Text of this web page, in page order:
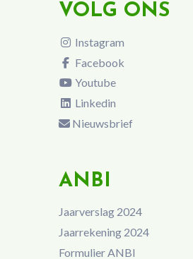
VOLG ONS
Instagram
Facebook
Youtube
Linkedin
Nieuwsbrief
ANBI
Jaarverslag 2024
Jaarrekening 2024
Formulier ANBI